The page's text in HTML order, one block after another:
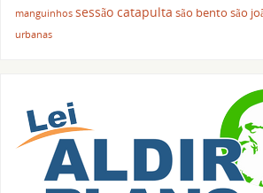
manguinhos sessão catapulta são bento são
urbanas